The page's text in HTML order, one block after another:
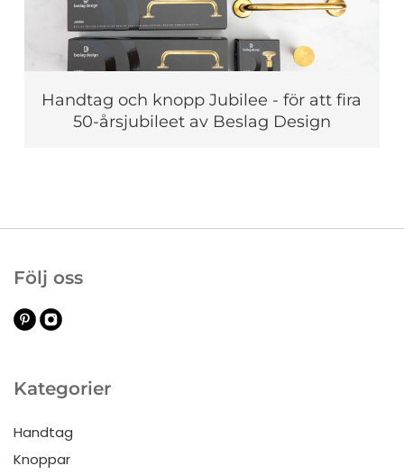
Handtag och knopp Jubilee - för att fira
50-årsjubileet av Beslag Design
Kategorier
Handtag
Knoppar
Följ oss